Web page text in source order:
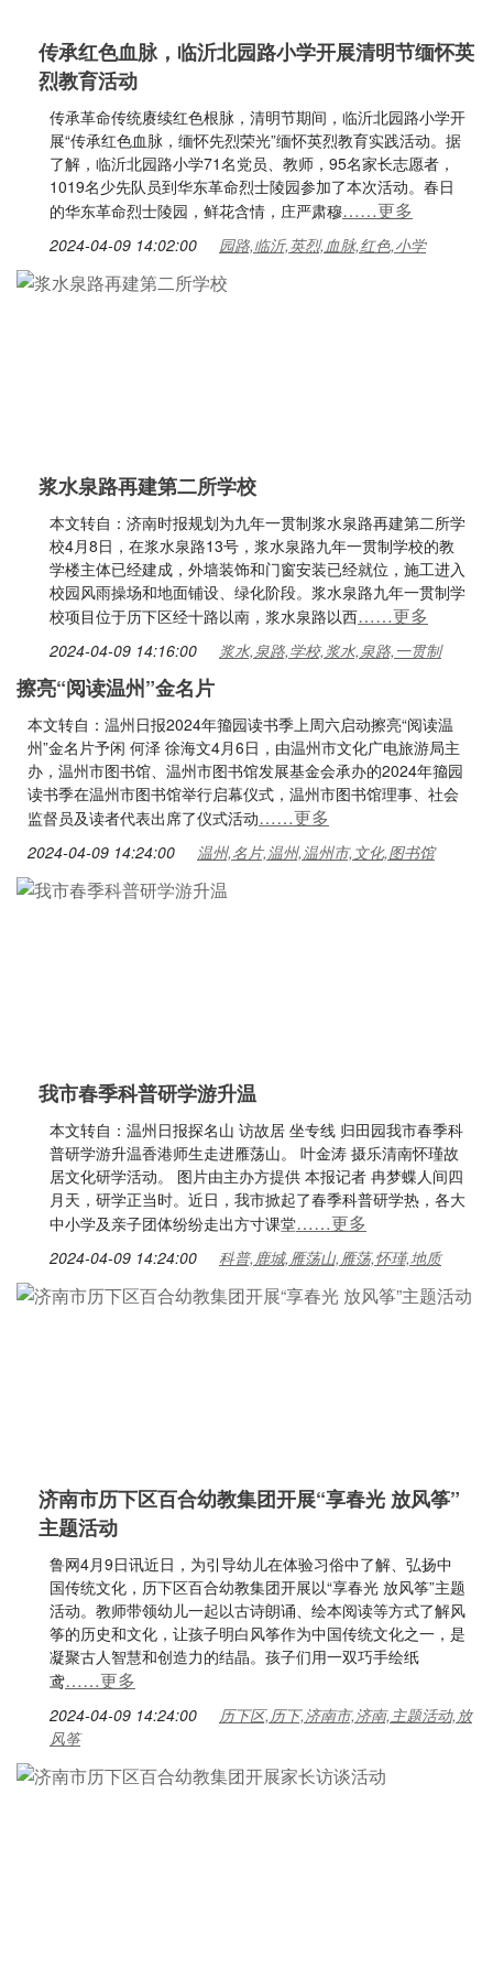
传承红色血脉，临沂北园路小学开展清明节缅怀英
烈教育活动
传承革命传统赓续红色根脉，清明节期间，临沂北园路小学开
展“传承红色血脉，缅怀先烈荣光”缅怀英烈教育实践活动。据
了解，临沂北园路小学71名党员、教师，95名家长志愿者，
1019名少先队员到华东革命烈士陵园参加了本次活动。春日
的华东革命烈士陵园，鲜花含情，庄严肃穆……更多
2024-04-09 14:02:00 园路,临沂,英烈,血脉,红色,小学
浆水泉路再建第二所学校
本文转自：济南时报规划为九年一贯制浆水泉路再建第二所学
校4月8日，在浆水泉路13号，浆水泉路九年一贯制学校的教
学楼主体已经建成，外墙装饰和门窗安装已经就位，施工进入
校园风雨操场和地面铺设、绿化阶段。浆水泉路九年一贯制学
校项目位于历下区经十路以南，浆水泉路以西……更多
2024-04-09 14:16:00 浆水,泉路,学校,浆水,泉路,一贯制
擦亮“阅读温州”金名片
本文转自：温州日报2024年籀园读书季上周六启动擦亮“阅读温
州”金名片予闲 何泽 徐海文4月6日，由温州市文化广电旅游局主
办，温州市图书馆、温州市图书馆发展基金会承办的2024年籀园
读书季在温州市图书馆举行启幕仪式，温州市图书馆理事、社会
监督员及读者代表出席了仪式活动……更多
2024-04-09 14:24:00 温州,名片,温州,温州市,文化,图书馆
我市春季科普研学游升温
本文转自：温州日报探名山 访故居 坐专线 归田园我市春季科
普研学游升温香港师生走进雁荡山。 叶金涛 摄乐清南怀瑾故
居文化研学活动。 图片由主办方提供 本报记者 冉梦蝶人间四
月天，研学正当时。近日，我市掀起了春季科普研学热，各大
中小学及亲子团体纷纷走出方寸课堂……更多
2024-04-09 14:24:00 科普,鹿城,雁荡山,雁荡,怀瑾,地质
济南市历下区百合幼教集团开展“享春光 放风筝”
主题活动
鲁网4月9日讯近日，为引导幼儿在体验习俗中了解、弘扬中
国传统文化，历下区百合幼教集团开展以“享春光 放风筝”主题
活动。教师带领幼儿一起以古诗朗诵、绘本阅读等方式了解风
筝的历史和文化，让孩子明白风筝作为中国传统文化之一，是
凝聚古人智慧和创造力的结晶。孩子们用一双巧手绘纸
鸢……更多
2024-04-09 14:24:00
历下区,历下,济南市,济南,主题活动,放
风筝